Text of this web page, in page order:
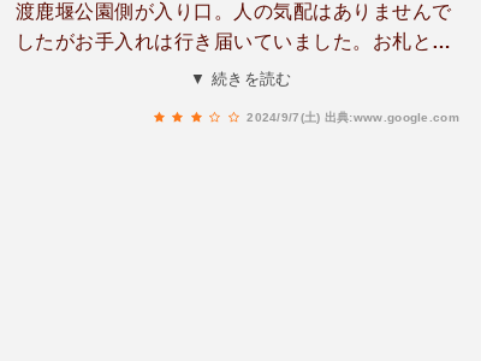
渡鹿堰公園側が入り口。人の気配はありませんで
したがお手入れは行き届いていました。お札とお
守りとおみくじが無人で販売されています。御祭
▼ 続きを読む
2024/9/7(土) 出典:www.google.com